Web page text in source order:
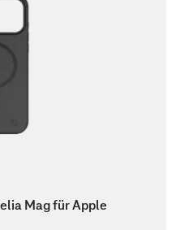
Mag für Apple